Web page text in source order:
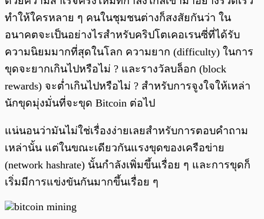
ทำให้ใครหลาย ๆ คนในชุมชนต่างก็สงสัยกันว่า ใน
อนาคตจะเป็นอย่างไรสำหรับคริปโตเคอเรนซี่ที่ได้รับ
ความนิยมมากที่สุดในโลก ความยาก (difficulty) ในการ
ขุดจะยากเกินไปหรือไม่ ? และรางวัลบล็อก (block
rewards) จะต่ำเกินไปหรือไม่ ? สำหรับการจูงใจให้เหล่า
นักขุดมุ่งมั่นที่จะขุด Bitcoin ต่อไป
แน่นอนว่ามันไม่ใช่เรื่องง่ายเลยสำหรับการตอบคำถาม
เหล่านั้น แต่ในขณะเดียวกันแรงขุดของเครือข่าย
(network hashrate) นั้นกำลังเพิ่มขึ้นเรื่อย ๆ และการขุดก็
เริ่มมีการแข่งขันกันมากขึ้นเรื่อย ๆ